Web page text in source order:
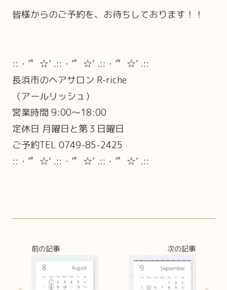
皆様からのご予約を、お待ちしております！！
::・’゜☆’ .::・’゜☆’ .::・’゜☆’ .::
長浜市のヘアサロン R-riche
（アールリッシュ）
営業時間 9:00～18:00
定休日 月曜日と第３日曜日
ご予約TEL 0749-85-2425
::・’゜☆’ .::・’゜☆’ .::・’゜☆’ .::
前の記事 次の記事